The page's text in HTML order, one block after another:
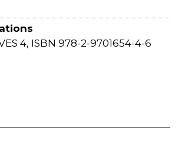
4, ISBN 978-2-9701654-4-6